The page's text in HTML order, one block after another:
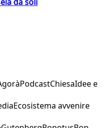
PodcastChiesaIdee e
Ecosistema avvenire